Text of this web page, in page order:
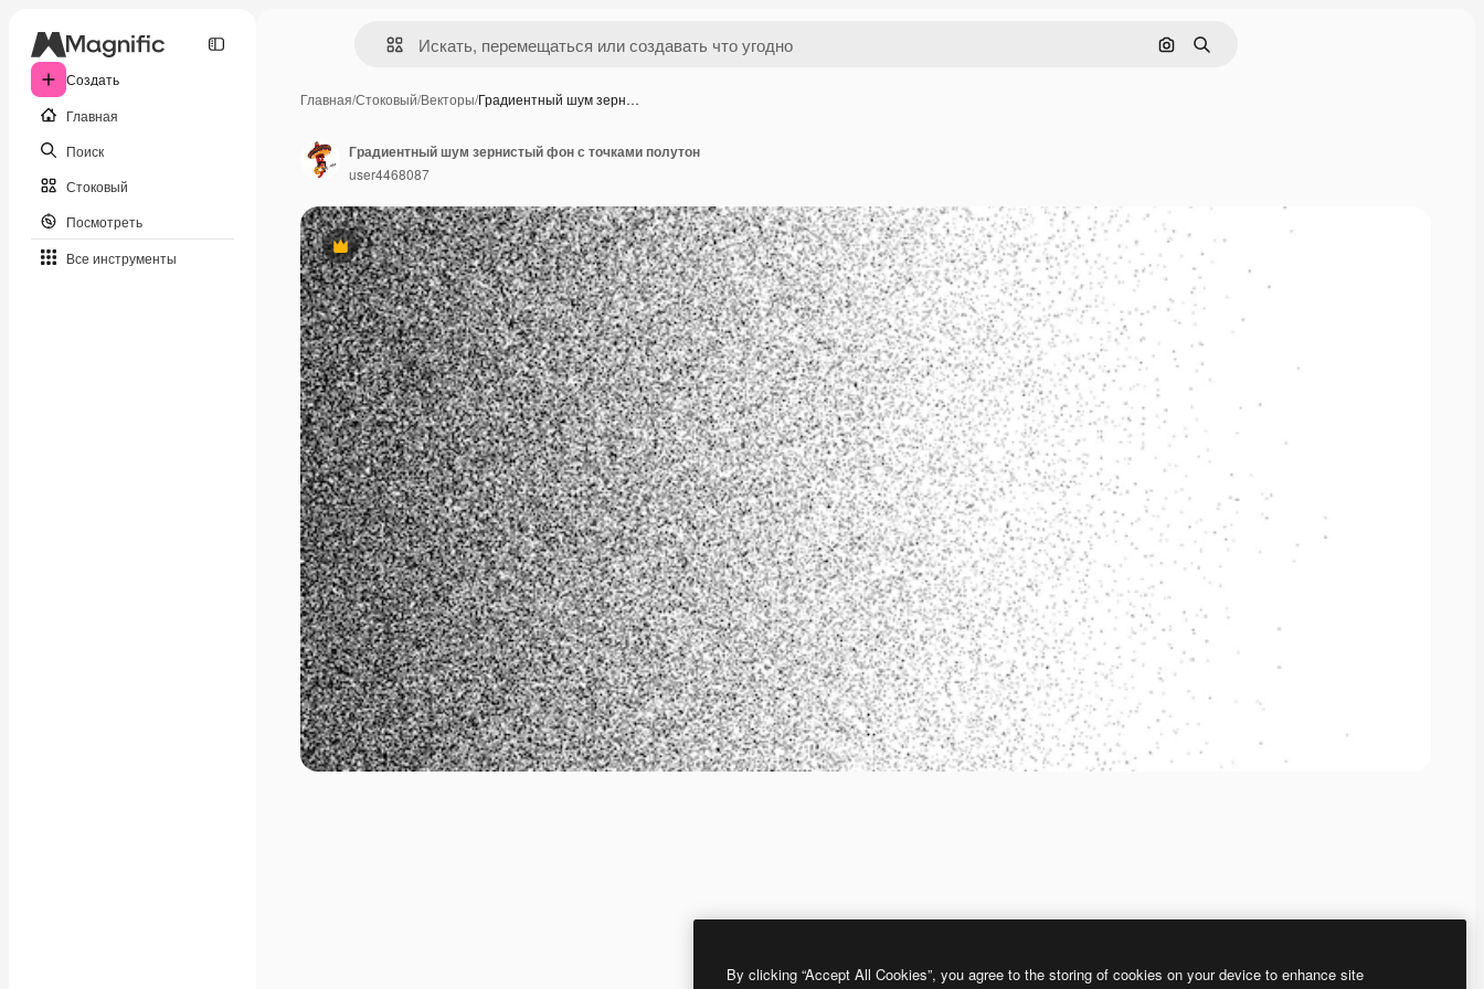
Создать
Главная
Поиск
Стоковый
Посмотреть
Все инструменты
Поиск по изображению
Поиск
Главная/Стоковый/Векторы/Градиентный шум зерн…
Премиум
Градиентный шум зернистый фон с точками полутон
user4468087
By clicking “Accept All Cookies”, you agree to the storing of cookies on your device to enhance site